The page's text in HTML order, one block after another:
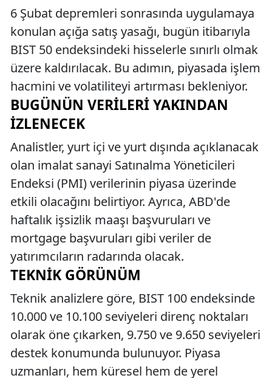
6 Şubat depremleri sonrasında uygulamaya
konulan açığa satış yasağı, bugün itibarıyla
BIST 50 endeksindeki hisselerle sınırlı olmak
üzere kaldırılacak. Bu adımın, piyasada işlem
hacmini ve volatiliteyi artırması bekleniyor.
BUGÜNÜN VERILERI YAKINDAN
İZLENECEK
Analistler, yurt içi ve yurt dışında açıklanacak
olan imalat sanayi Satınalma Yöneticileri
Endeksi (PMI) verilerinin piyasa üzerinde
etkili olacağını belirtiyor. Ayrıca, ABD'de
haftalık işsizlik maaşı başvuruları ve
mortgage başvuruları gibi veriler de
yatırımcıların radarında olacak.
TEKNIK GÖRÜNÜM
Teknik analizlere göre, BIST 100 endeksinde
10.000 ve 10.100 seviyeleri direnç noktaları
olarak öne çıkarken, 9.750 ve 9.650 seviyeleri
destek konumunda bulunuyor. Piyasa
uzmanları, hem küresel hem de yerel